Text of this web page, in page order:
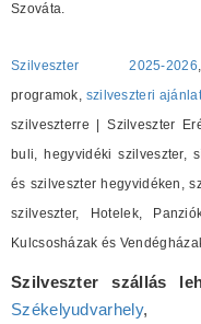
Szováta.
Szilveszter 2025-2026
programok, szilveszteri
szilveszterre | Szilveszter
buli, hegyvidéki szilveszter,
és szilveszter hegyvidéken,
szilveszter, Hotelek,
Kulcsosházak és
Szilveszter szállás
Székelyudvarhely